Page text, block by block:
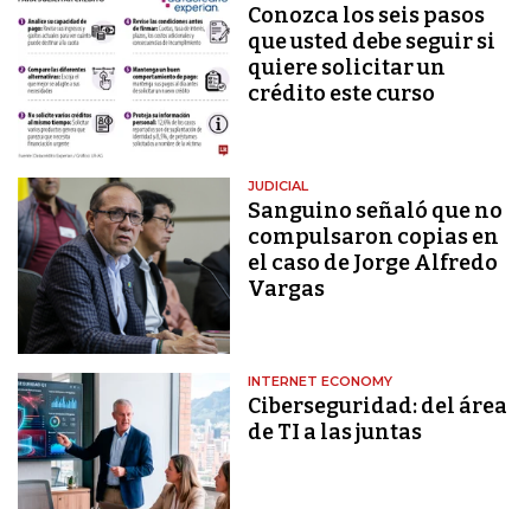
Conozca los seis pasos
que usted debe seguir si
quiere solicitar un
crédito este curso
JUDICIAL
Sanguino señaló que no
compulsaron copias en
el caso de Jorge Alfredo
Vargas
INTERNET ECONOMY
Ciberseguridad: del área
de TI a las juntas